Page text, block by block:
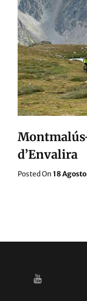
d’Envalira
Posted On Posted
18
YOUTUBE